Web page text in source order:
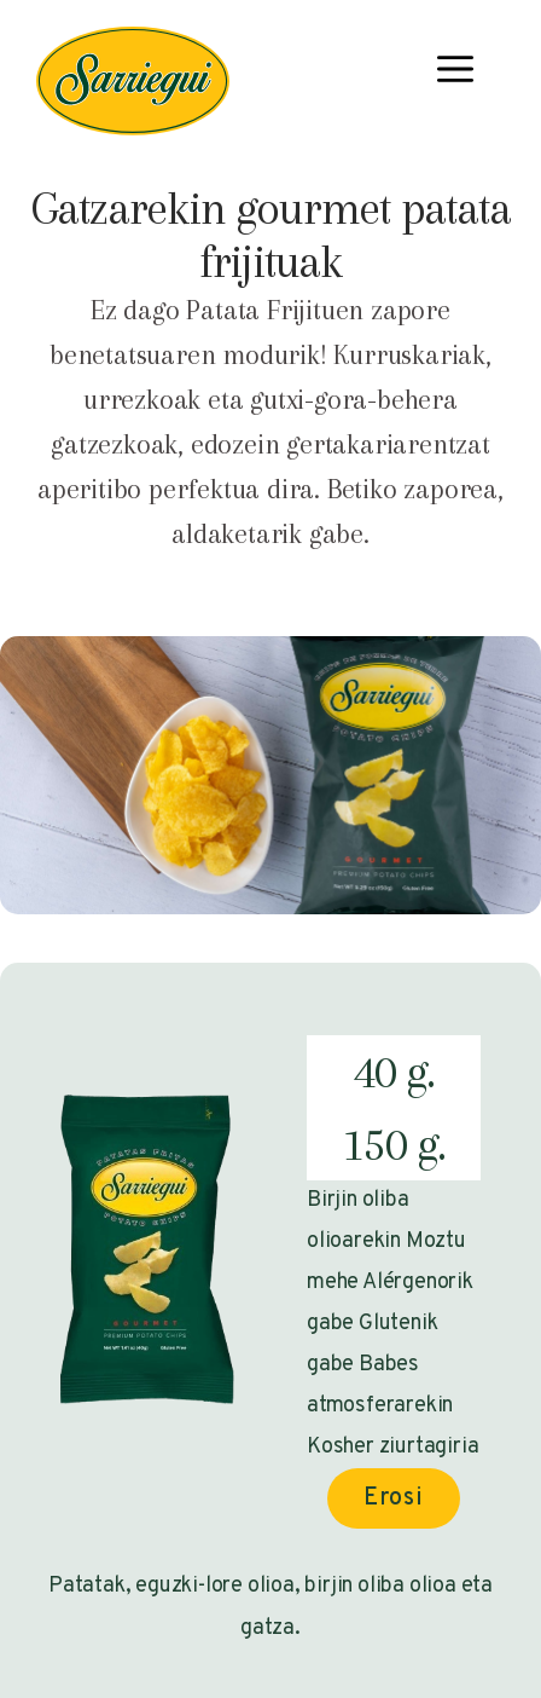
Gatzarekin gourmet patata
frijituak
Ez dago Patata Frijituen zapore
benetatsuaren modurik! Kurruskariak,
urrezkoak eta gutxi-gora-behera
gatzezkoak, edozein gertakariarentzat
aperitibo perfektua dira. Betiko zaporea,
aldaketarik gabe.
40 g.
150 g.
Birjin oliba
olioarekin Moztu
mehe Alérgenorik
gabe Glutenik
gabe Babes
atmosferarekin
Kosher ziurtagiria
Erosi
Patatak, eguzki-lore olioa, birjin oliba olioa eta
gatza.